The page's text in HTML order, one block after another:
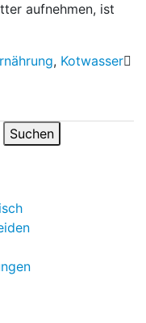
aufnehmen, ist
, Kotwasser